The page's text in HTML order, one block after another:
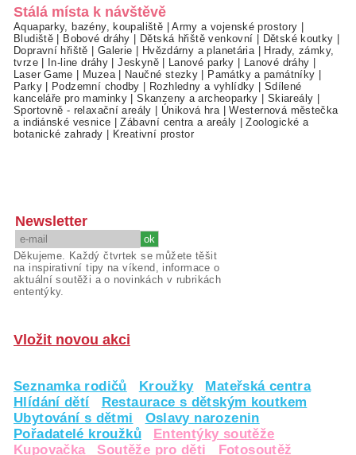
Stálá místa k návštěvě
Aquaparky, bazény, koupaliště |Army a vojenské prostory
Bludiště
Bobové dráhy Dětská hřiště venkovní Dětské koutky
Dopravní hřiště
Galerie Hvězdárny a planetária|
Hrady, zámky,
tvrze| In-line dráhy |Jeskyně| Lanové parky Lanové dráhy
Laser Game
Muzea| Naučné stezky Památky a památníky
Parky| Podzemní chodby Rozhledny a vyhlídky
Sdílené
kanceláře pro maminky |Skanzeny a archeoparky Skiareály
Sportovně - relaxační areály
Úniková hra|Westernová městečka
a indiánské vesnice |Zábavní centra a areály |Zoologické a
botanické zahrady
Kreativní prostor
Newsletter
Děkujeme. Každý čtvrtek se můžete těšit
na inspirativní tipy na víkend, informace o
aktuální soutěži a o novinkách v rubrikách
ententýky.
Vložit novou akci
Seznamka rodičů Kroužky
Mateřská centra
Hlídání dětí
Restaurace s dětským koutkem
Ubytování s dětmi
Oslavy narozenin
Pořadatelé kroužků
Ententýky soutěže
Kupovačka
Soutěže pro děti Fotosoutěž